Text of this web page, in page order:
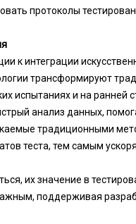
протоколы
к интеграции
трансформируют
испытаниях и на ранней
анализ данных,
традиционными
теста, тем самым
их значение в
поддерживая